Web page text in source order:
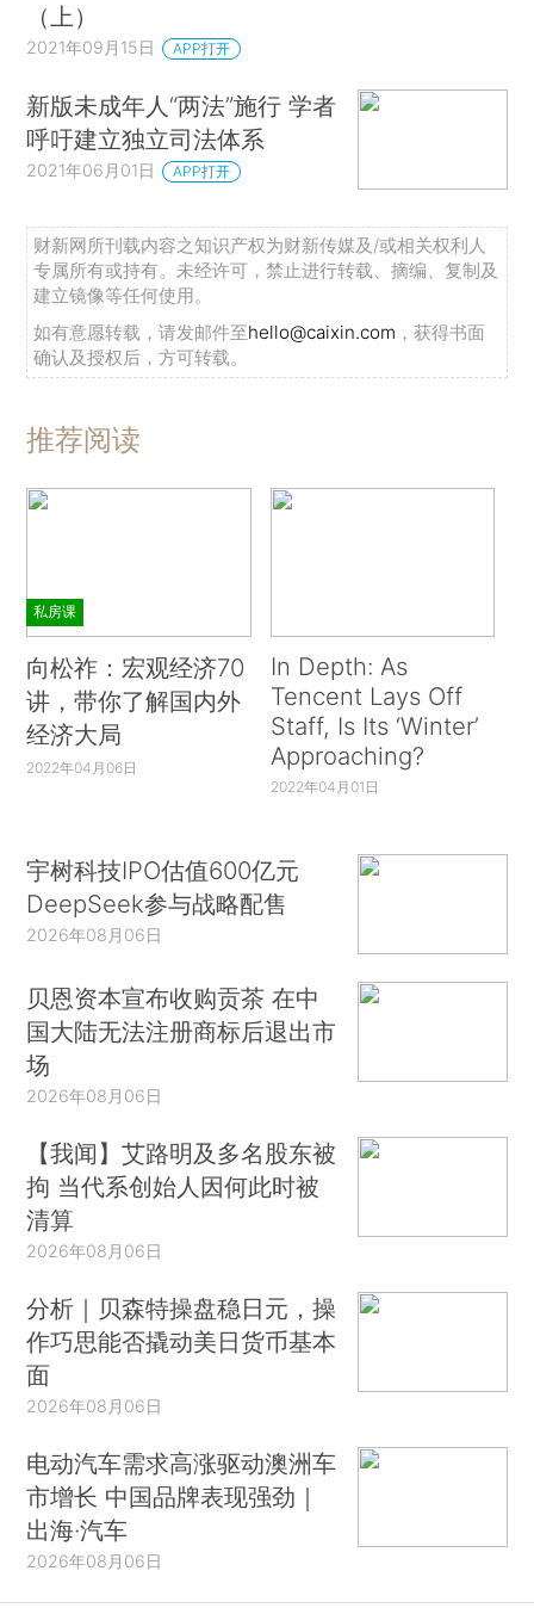
（上）
2021年09月15日 APP打开
新版未成年人“两法”施行 学者
呼吁建立独立司法体系
2021年06月01日 APP打开
财新网所刊载内容之知识产权为财新传媒及/或相关权利人
专属所有或持有。未经许可，禁止进行转载、摘编、复制及
建立镜像等任何使用。
如有意愿转载，请发邮件至hello@caixin.com ，获得书面
确认及授权后，方可转载。
推荐阅读
私房课
向松祚：宏观经济70
讲，带你了解国内外
经济大局
2022年04月06日
In Depth: As
Tencent Lays Off
Staff, Is Its ‘Winter’
Approaching?
2022年04月01日
宇树科技IPO估值600亿元
DeepSeek参与战略配售
2026年08月06日
贝恩资本宣布收购贡茶 在中
国大陆无法注册商标后退出市
场
2026年08月06日
【我闻】艾路明及多名股东被
拘 当代系创始人因何此时被
清算
2026年08月06日
分析｜贝森特操盘稳日元，操
作巧思能否撬动美日货币基本
面
2026年08月06日
电动汽车需求高涨驱动澳洲车
市增长 中国品牌表现强劲｜
出海·汽车
2026年08月06日